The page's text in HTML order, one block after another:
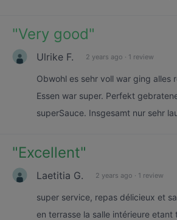
"Very good"
Ulrike F. 2 years ago · 1 review
Obwohl es sehr voll war ging alles
Essen war super. Perfekt
superSauce. Insgesamt nur sehr
"Excellent"
Laetitia G. 2 years ago · 1 review
super service, repas délicieux et
en terrasse la salle intérieure